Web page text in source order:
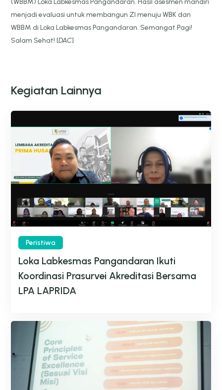
(WBBM) Loka Labkesmas Pangandaran. Hasil asesmen mandiri
menjadi evaluasi untuk membangun ZI menuju WBK dan
WBBM di Loka Labkesmas Pangandaran. Semangat Pagi!
Salam Sehat! [DAC]
Kegiatan Lainnya
Peristiwa
Loka Labkesmas Pangandaran Ikuti
Koordinasi Prasurvei Akreditasi Bersama
LPA LAPRIDA